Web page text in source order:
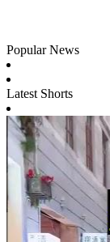
Popular News
Latest Shorts